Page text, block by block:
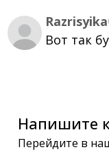
Razrisyika
Вот так
Напишите
Перейдите в